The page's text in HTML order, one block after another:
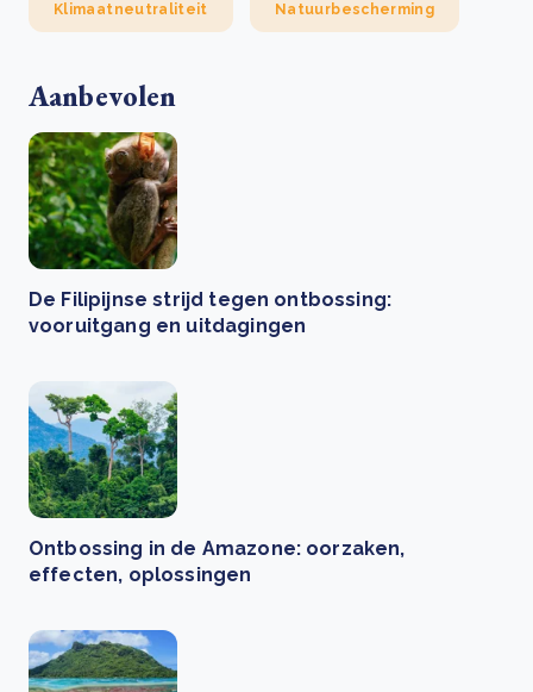
Klimaatneutraliteit Natuurbescherming
Aanbevolen
De Filipijnse strijd tegen ontbossing:
vooruitgang en uitdagingen
Ontbossing in de Amazone: oorzaken,
effecten, oplossingen